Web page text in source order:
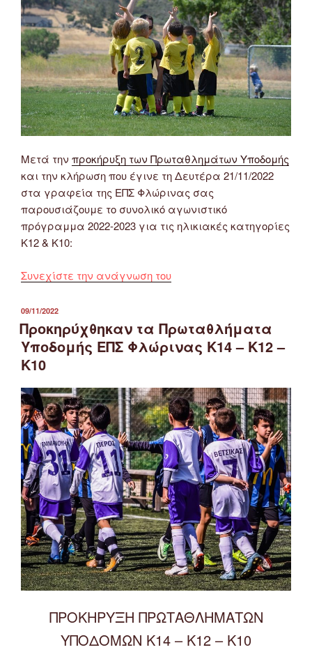
Σαββάτου
3/12/2022”
Μετά την προκήρυξη των Πρωταθλημάτων Υποδομής
και την κλήρωση που έγινε τη Δευτέρα 21/11/2022
στα γραφεία της ΕΠΣ Φλώρινας σας
παρουσιάζουμε το συνολικό αγωνιστικό
πρόγραμμα 2022-2023 για τις ηλικιακές κατηγορίες
Κ12 & Κ10:
Συνεχίστε την ανάγνωση του“Συνολικό
Κ12
&
Φλώρινας
2022-
2023”
ΔΗΜΟΣΙΕΎΤΗΚΕ
ΣΤΙΣ
09/11/2022
Προκηρύχθηκαν τα Πρωταθλήματα
Υποδομής ΕΠΣ Φλώρινας Κ14 – Κ12 –
Κ10
ΠΡΟΚΗΡΥΞΗ ΠΡΩΤΑΘΛΗΜΑΤΩΝ
ΥΠΟΔΟΜΩΝ Κ14 – Κ12 – Κ10